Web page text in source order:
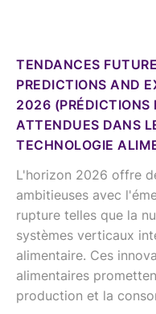
TENDANCES
PREDICTIONS AND
2026 (PRÉDICTIONS
ATTENDUES DANS
TECHNOLOGIE
L'horizon 2026 offre
ambitieuses avec
rupture telles que la
systèmes verticaux
alimentaire. Ces
alimentaires
production et la